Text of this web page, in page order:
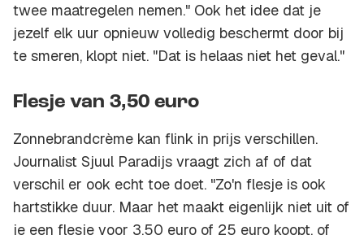
twee maatregelen nemen." Ook het idee dat je
jezelf elk uur opnieuw volledig beschermt door bij
te smeren, klopt niet. "Dat is helaas niet het geval."
Flesje van 3,50 euro
Zonnebrandcrème kan flink in prijs verschillen.
Journalist Sjuul Paradijs vraagt zich af of dat
verschil er ook echt toe doet. "Zo'n flesje is ook
hartstikke duur. Maar het maakt eigenlijk niet uit of
je een flesje voor 3,50 euro of 25 euro koopt, of